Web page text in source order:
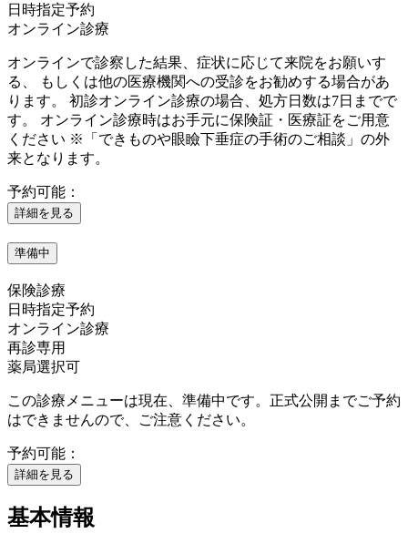
日時指定予約
オンライン診療
オンラインで診察した結果、症状に応じて来院をお願いす
る、 もしくは他の医療機関への受診をお勧めする場合があ
ります。 初診オンライン診療の場合、処方日数は7日までで
す。 オンライン診療時はお手元に保険証・医療証をご用意
ください ※「できものや眼瞼下垂症の手術のご相談」の外
来となります。
予約可能：
詳細を見る
準備中
保険診療
日時指定予約
オンライン診療
再診専用
薬局選択可
この診療メニューは現在、準備中です。正式公開までご予約
はできませんので、ご注意ください。
予約可能：
詳細を見る
基本情報